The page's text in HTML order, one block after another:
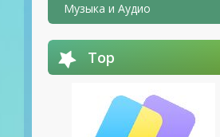
Музыка и Аудио
Top